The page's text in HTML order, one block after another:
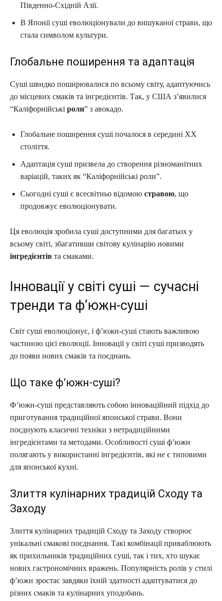
Південно-Східній Азії.
В Японії суші еволюціонували до вишуканої страви, що
стала символом культури.
Глобальне поширення та адаптація
Суші швидко поширювалися по всьому світу, адаптуючись
до місцевих смаків та інгредієнтів. Так, у США з’явилися
“Каліфорнійські роли” з авокадо.
Глобальне поширення суші почалося в середині XX
століття.
Адаптація суші призвела до створення різноманітних
варіацій, таких як “Каліфорнійські роли”.
Сьогодні суші є всесвітньо відомою стравою, що
продовжує еволюціонувати.
Ця еволюція зробила суші доступними для багатьох у
всьому світі, збагативши світову кулінарію новими
інгредієнтів та смаками.
Інновації у світі суші — сучасні
тренди та ф’южн-суші
Світ суші еволюціонує, і ф’южн-суші стають важливою
частиною цієї еволюції. Інновації у світі суші призводять
до появи нових смаків та поєднань.
Що таке ф’южн-суші?
Ф’южн-суші представляють собою інноваційний підхід до
приготування традиційної японської страви. Вони
поєднують класичні техніки з нетрадиційними
інгредієнтами та методами. Особливості суші ф’южн
полягають у використанні інгредієнтів, які не є типовими
для японської кухні.
Злиття кулінарних традицій Сходу та
Заходу
Злиття кулінарних традицій Сходу та Заходу створює
унікальні смакові поєднання. Такі комбінації приваблюють
як прихильників традиційних суші, так і тих, хто шукає
нових гастрономічних вражень. Популярність ролів у стилі
ф’южн зростає завдяки їхній здатності адаптуватися до
різних смаків та кулінарних уподобань.